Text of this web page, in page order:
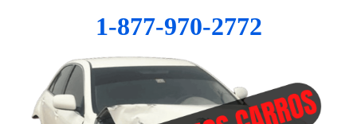
1-877-970-2772